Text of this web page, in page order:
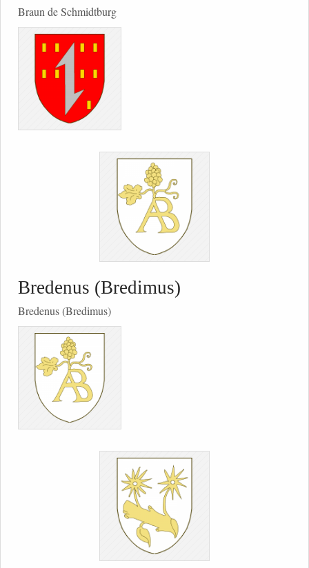
Braun de Schmidtburg
Bredenus (Bredimus)
Bredenus (Bredimus)